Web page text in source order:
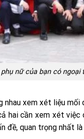
nữ của bạn có
nhau xem xét liệu
hai cần xem xét
đề, quan trọng nhất